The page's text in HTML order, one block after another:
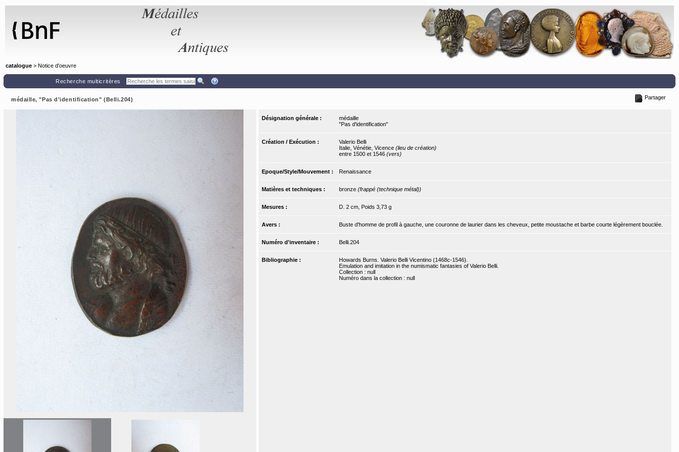
catalogue > Notice d'oeuvre
Recherche multicritères
médaille, "Pas d'identification" (Belli.204) Partager
Désignation générale :
médaille
"Pas d'identification"
Création / Exécution :
Valerio Belli
Italie, Vénétie, Vicence (lieu de création)
entre 1500 et 1546 (vers)
Epoque/Style/Mouvement : Renaissance
Matières et techniques : bronze (frappé (technique métal))
Mesures : D. 2 cm, Poids 3,73 g
Avers : Buste d'homme de profil à gauche, une couronne de laurier dans les cheveux, petite moustache et barbe courte légèrement bouclée.
Numéro d'inventaire : Belli.204
Bibliographie :
Howards Burns. Valerio Belli Vicentino (1468c-1546).
Emulation and imitation in the numismatic fantasies of Valerio Belli.
Collection : null
Numéro dans la collection : null